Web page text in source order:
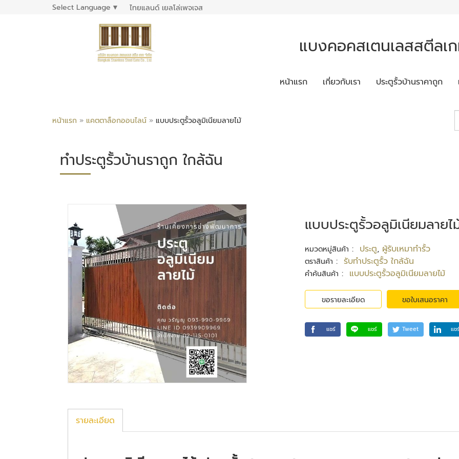
Select Language ▼ ไทยแลนด์ เยลโล่เพจเจส
แบงคอคสเตนเลสสตีลเ
หน้าแรก เกี่ยวกับเรา ประตูรั้วบ้านราคาถูก
หน้าแรก » แคตตาล็อกออนไลน์ » แบบประตูรั้วอลูมิเนียมลายไม้
ทำประตูรั้วบ้านราถูก ใกล้ฉัน
แบบประตูรั้วอลูมิเนียมลายไ
หมวดหมู่สินค้า : ประตู, ผู้รับเหมาทำรั้ว
ตราสินค้า : รับทําประตูรั้ว ใกล้ฉัน
คำค้นสินค้า : แบบประตูรั้วอลูมิเนียมลายไม้
ขอรายละเอียด ขอใบเสนอราคา
แชร์ แชร์ Tweet แช
รายละเอียด